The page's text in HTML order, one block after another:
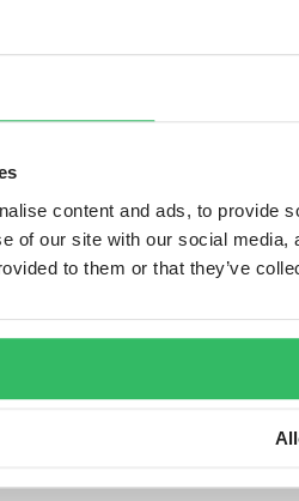
content and ads, to provide
of our site with our social
to them or that they’ve